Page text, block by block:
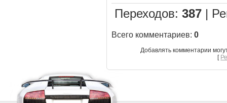
Переходов: 387|
Всего комментариев: 0
Добавлять комментарии
[